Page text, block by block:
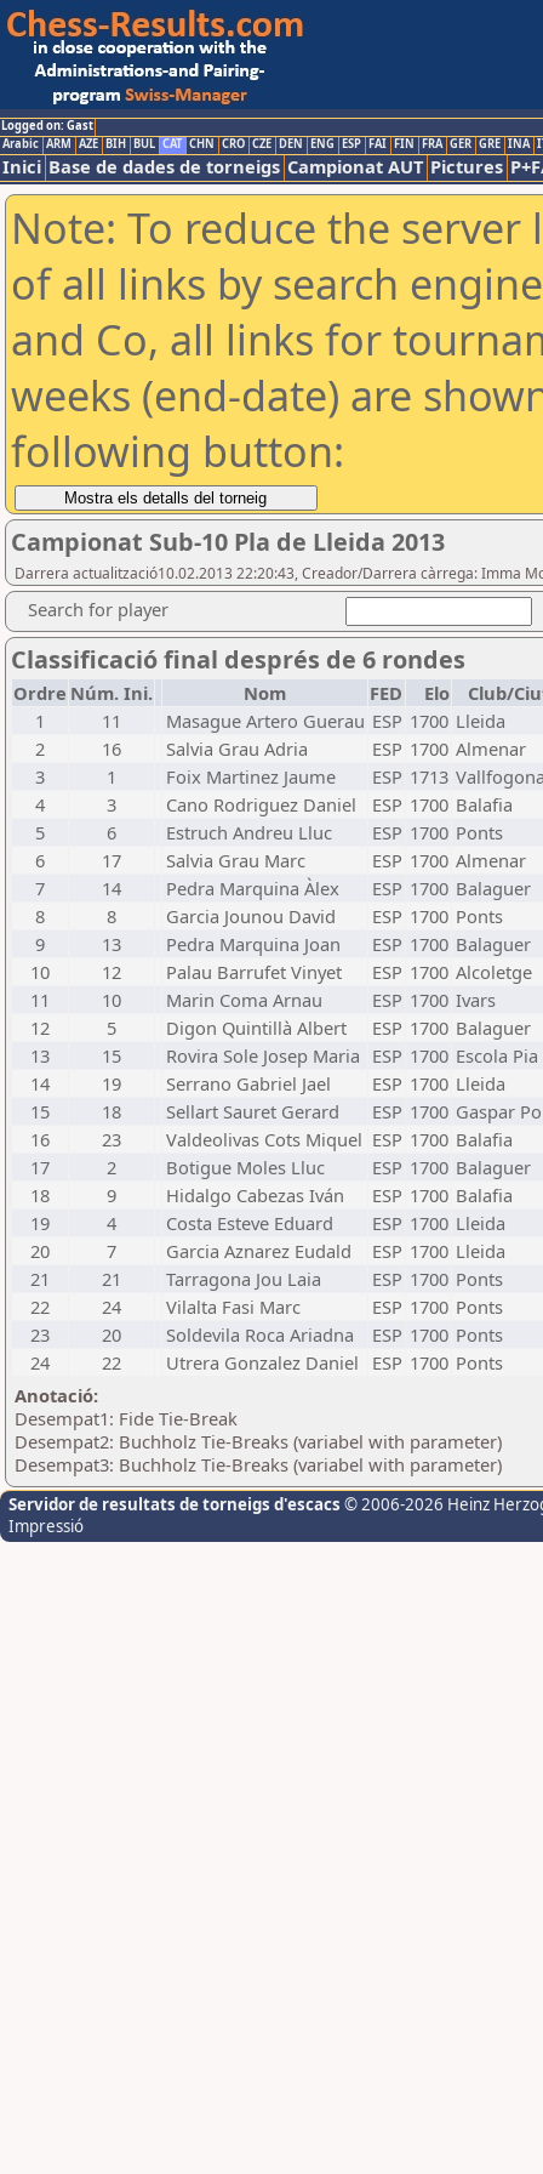
Logged on: Gast
Arabic ARM AZE BIH BUL CAT CHN CRO CZE DEN ENG ESP FAI FIN FRA GER GRE INA
Inici Base de dades de torneigs Campionat AUT Pictures
Note: To reduce the
of all links by search
and Co, all links for
weeks (end-date) are
following button:
Campionat Sub-10 Pla de Lleida 2013
Darrera actualització10.02.2013 22:20:43, Creador/Darrera càrrega: Imma
Search for player
Classificació final després de 6 rondes
Ordre Núm. Ini. Nom FED Elo
Club/
1
11 Masague Artero Guerau ESP 1700 Lleida
2
16 Salvia Grau Adria ESP 1700 Almenar
3
1 Foix Martinez Jaume ESP 1713
4
3 Cano Rodriguez Daniel ESP 1700 Balafia
5
6 Estruch Andreu Lluc ESP 1700 Ponts
6
17 Salvia Grau Marc ESP 1700 Almenar
7
14 Pedra Marquina Àlex ESP 1700 Balaguer
8
8 Garcia Jounou David ESP 1700 Ponts
9
13 Pedra Marquina Joan ESP 1700 Balaguer
10
12 Palau Barrufet Vinyet ESP 1700 Alcoletge
11
10 Marin Coma Arnau ESP 1700 Ivars
12
5 Digon Quintillà Albert ESP 1700 Balaguer
13
15 Rovira Sole Josep Maria ESP 1700 Escola Pia
14
19 Serrano Gabriel Jael ESP 1700 Lleida
15
18 Sellart Sauret Gerard ESP 1700 Gaspar
16
23 Valdeolivas Cots Miquel ESP 1700 Balafia
17
2 Botigue Moles Lluc ESP 1700 Balaguer
18
9 Hidalgo Cabezas Iván ESP 1700 Balafia
19
4 Costa Esteve Eduard ESP 1700 Lleida
20
7 Garcia Aznarez Eudald ESP 1700 Lleida
21
21 Tarragona Jou Laia ESP 1700 Ponts
22
24 Vilalta Fasi Marc ESP 1700 Ponts
23
20 Soldevila Roca Ariadna ESP 1700 Ponts
24
22 Utrera Gonzalez Daniel ESP 1700 Ponts
Anotació:
Desempat1: Fide Tie-Break
Desempat2: Buchholz Tie-Breaks (variabel with parameter)
Desempat3: Buchholz Tie-Breaks (variabel with parameter)
Servidor de resultats de torneigs d'escacs © 2006-2026 Heinz
Impressió